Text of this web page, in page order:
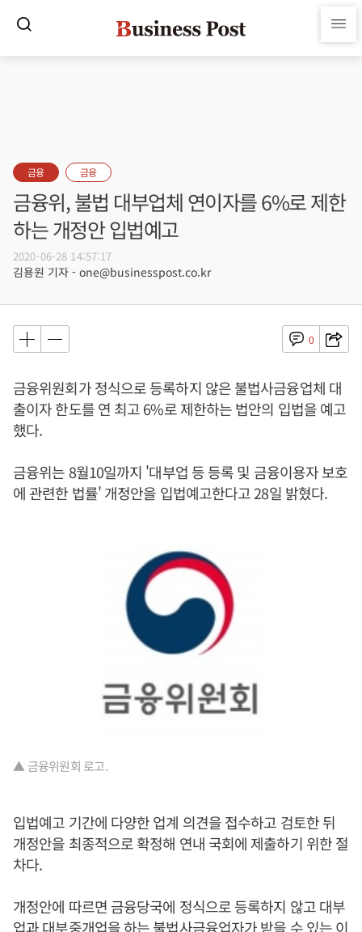
금융 금융
금융위, 불법 대부업체 연이자를 6%로 제한
하는 개정안 입법예고
2020-06-28 14:57:17
김용원 기자 - one@businesspost.co.kr
0
금융위원회가 정식으로 등록하지 않은 불법사금융업체 대
출이자 한도를 연 최고 6%로 제한하는 법안의 입법을 예고
했다.
금융위는 8월10일까지 '대부업 등 등록 및 금융이용자 보호
에 관련한 법률' 개정안을 입법예고한다고 28일 밝혔다.
▲ 금융위원회 로고.
입법예고 기간에 다양한 업계 의견을 접수하고 검토한 뒤
개정안을 최종적으로 확정해 연내 국회에 제출하기 위한 절
차다.
개정안에 따르면 금융당국에 정식으로 등록하지 않고 대부
업과 대부중개업을 하는 불법사금융업자가 받을 수 있는 이